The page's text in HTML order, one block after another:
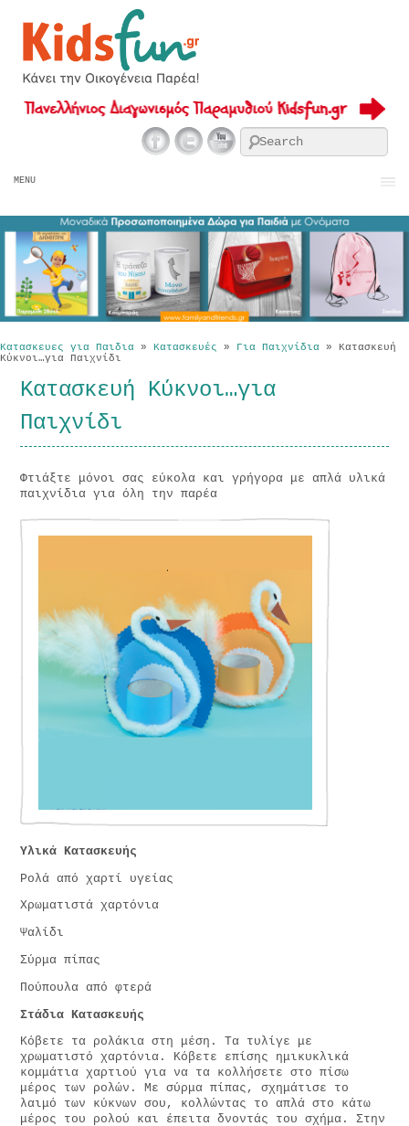
MENU
Κατασκευες για Παιδια » Κατασκευές » Για Παιχνίδια » Κατασκευή
Κύκνοι…για Παιχνίδι
Κατασκευή Κύκνοι…για
Παιχνίδι
Φτιάξτε μόνοι σας εύκολα και γρήγορα με απλά υλικά
παιχνίδια για όλη την παρέα
Υλικά Κατασκευής
Ρολά από χαρτί υγείας
Χρωματιστά χαρτόνια
Ψαλίδι
Σύρμα πίπας
Πούπουλα από φτερά
Στάδια Κατασκευής
Κόβετε τα ρολάκια στη μέση. Τα τυλίγε με
χρωματιστό χαρτόνια. Κόβετε επίσης ημικυκλικά
κομμάτια χαρτιού για να τα κολλήσετε στο πίσω
μέρος των ρολών. Με σύρμα πίπας, σχημάτισε το
λαιμό των κύκνων σου, κολλώντας το απλά στο κάτω
μέρος του ρολού και έπειτα δνοντάς του σχήμα. Στην